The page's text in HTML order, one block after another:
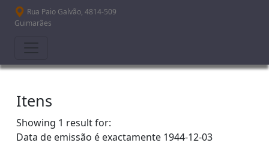
Passar para o conteúdo principal
Rua Paio Galvão, 4814-509
Guimarães
Itens
Showing 1 result for:
Data de emissão é exactamente 1944-12-03